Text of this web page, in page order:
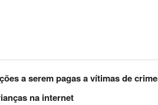
a serem pagas a vítimas de
na internet